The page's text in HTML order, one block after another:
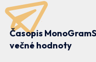
Časopis
večné hodnoty